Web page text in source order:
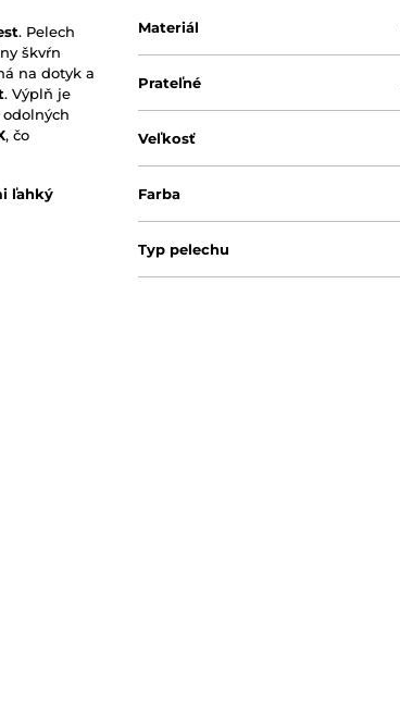
. Pelech
škvŕn
na dotyk a
. Výplň je
, čo
ľahký
Materiál
Prateľné
Veľkosť
Farba
Typ pelechu